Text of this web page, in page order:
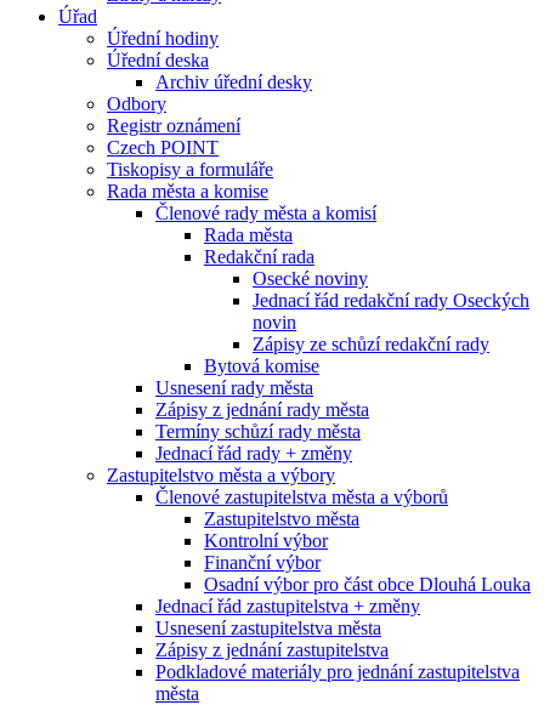
Úřad
Úřední hodiny
Úřední deska
Archiv úřední desky
Odbory
Registr oznámení
Czech POINT
Tiskopisy a formuláře
Rada města a komise
Členové rady města a komisí
Rada města
Redakční rada
Osecké noviny
Jednací řád redakční rady Oseckých
novin
Zápisy ze schůzí redakční rady
Bytová komise
Usnesení rady města
Zápisy z jednání rady města
Termíny schůzí rady města
Jednací řád rady + změny
Zastupitelstvo města a výbory
Členové zastupitelstva města a výborů
Zastupitelstvo města
Kontrolní výbor
Finanční výbor
Osadní výbor pro část obce Dlouhá Louka
Jednací řád zastupitelstva + změny
Usnesení zastupitelstva města
Zápisy z jednání zastupitelstva
Podkladové materiály pro jednání zastupitelstva
města